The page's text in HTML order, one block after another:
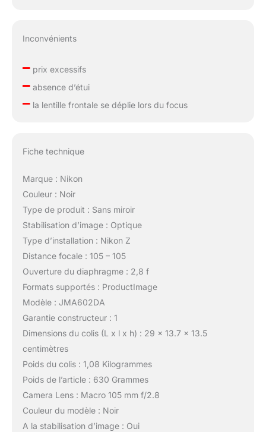
Inconvénients
–prix excessifs
–absence d’étui
–la lentille frontale se déplie lors du focus
Fiche technique
Marque : Nikon
Couleur : Noir
Type de produit : Sans miroir
Stabilisation d’image : Optique
Type d’installation : Nikon Z
Distance focale : 105 – 105
Ouverture du diaphragme : 2,8 f
Formats supportés : ProductImage
Modèle : JMA602DA
Garantie constructeur : 1
Dimensions du colis (L x l x h) : 29 x 13.7 x 13.5
centimètres
Poids du colis : 1,08 Kilogrammes
Poids de l’article : 630 Grammes
Camera Lens : Macro 105 mm f/2.8
Couleur du modèle : Noir
A la stabilisation d’image : Oui